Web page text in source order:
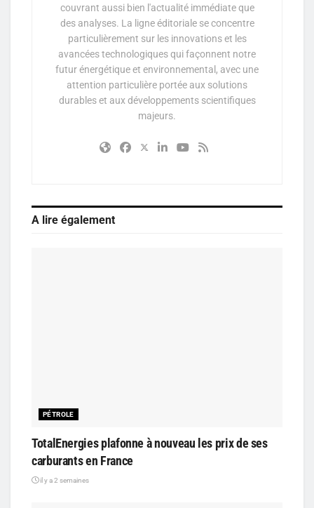
couvrant aussi bien l'actualité immédiate que
des analyses. La ligne éditoriale se concentre
particulièrement sur les innovations et les
avancées technologiques qui façonnent notre
futur énergétique et environnemental, avec une
attention particulière portée aux solutions
durables et aux développements scientifiques
majeurs.
A lire également
PÉTROLE
TotalEnergies plafonne à nouveau les prix de ses
carburants en France
il y a 2 semaines